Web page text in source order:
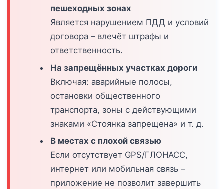
пешеходных зонах
Является нарушением ПДД и условий
договора – влечёт штрафы и
ответственность.
На запрещённых участках дороги
Включая: аварийные полосы,
остановки общественного
транспорта, зоны с действующими
знаками «Стоянка запрещена» и т. д.
В местах с плохой связью
Если отсутствует GPS/ГЛОНАСС,
интернет или мобильная связь –
приложение не позволит завершить